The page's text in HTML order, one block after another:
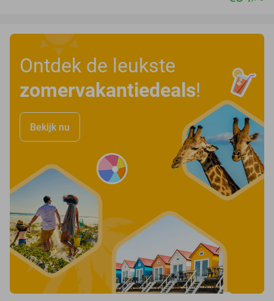
Ontdek de leukste
zomervakantiedeals!
Bekijk nu